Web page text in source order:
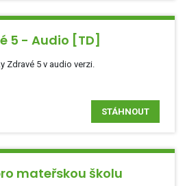
5 - Audio [TD]
Zdravé 5 v audio verzi.
STÁHNOUT
mateřskou školu